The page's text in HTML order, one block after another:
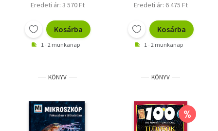
Eredeti ár: 3 570 Ft
Kosárba
1 - 2 munkanap
Eredeti ár: 6 475 Ft
Kosárba
1 - 2 munkanap
KÖNYV KÖNYV
%